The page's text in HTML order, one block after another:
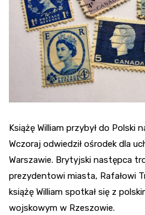
Książę William przybył do Polski
Wczoraj odwiedził ośrodek dla
Warszawie. Brytyjski następca
prezydentowi miasta, Rafałowi
książę William spotkał się z
wojskowym w Rzeszowie.